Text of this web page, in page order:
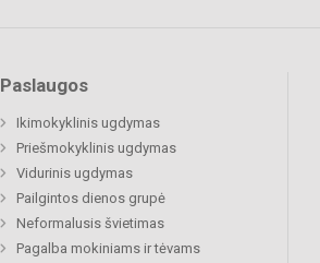
Paslaugos
Ikimokyklinis ugdymas
Priešmokyklinis ugdymas
Vidurinis ugdymas
Pailgintos dienos grupė
Neformalusis švietimas
Pagalba mokiniams ir tėvams